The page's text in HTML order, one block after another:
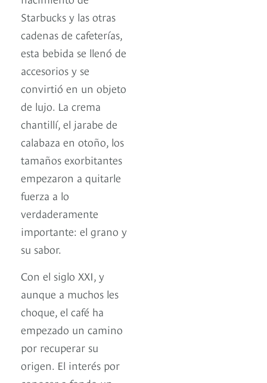
Starbucks y las otras
cadenas de cafeterías,
esta bebida se llenó de
accesorios y se
convirtió en un objeto
de lujo. La crema
chantillí, el jarabe de
calabaza en otoño, los
tamaños exorbitantes
empezaron a quitarle
fuerza a lo
verdaderamente
importante: el grano y
su sabor.
Con el siglo XXI, y
aunque a muchos les
choque, el café ha
empezado un camino
por recuperar su
origen. El interés por